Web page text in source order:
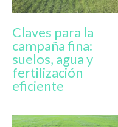
Claves para la
campaña fina:
suelos, agua y
fertilización
eficiente